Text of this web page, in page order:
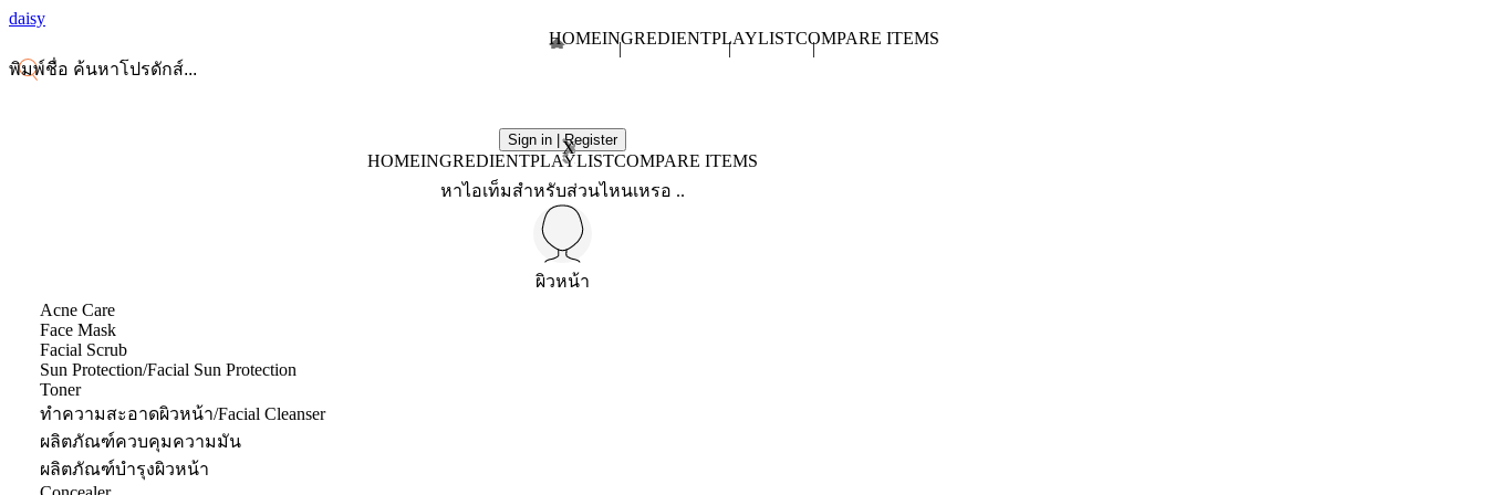
daisy
HOMEINGREDIENTPLAYLISTCOMPARE ITEMS
Sign in | Register
X
HOMEINGREDIENTPLAYLISTCOMPARE ITEMS
หาไอเท็มสำหรับส่วนไหนเหรอ ..
ผิวหน้า
Acne Care
Face Mask
Facial Scrub
Sun Protection/Facial Sun Protection
Toner
ทำความสะอาดผิวหน้า/Facial Cleanser
ผลิตภัณฑ์ควบคุมความมัน
ผลิตภัณฑ์บำรุงผิวหน้า